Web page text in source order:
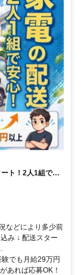
ト！2人1組で安
などにより多少前
み ↓ 配送スター
でも月給29万円
あれば応募OK！